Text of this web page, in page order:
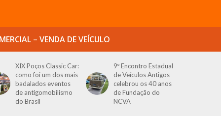
– VENDA DE VEÍCULO
XIX Poços Classic Car:
como foi um dos mais
badalados eventos
de antigomobilismo
do Brasil
9º Encontro Estadual
de Veículos Antigos
celebrou os 40 anos
de Fundação do
NCVA